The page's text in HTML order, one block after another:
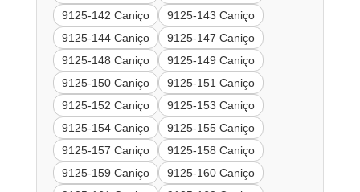
9125-142 Caniço
9125-143 Caniço
9125-144 Caniço
9125-147 Caniço
9125-148 Caniço
9125-149 Caniço
9125-150 Caniço
9125-151 Caniço
9125-152 Caniço
9125-153 Caniço
9125-154 Caniço
9125-155 Caniço
9125-157 Caniço
9125-158 Caniço
9125-159 Caniço
9125-160 Caniço